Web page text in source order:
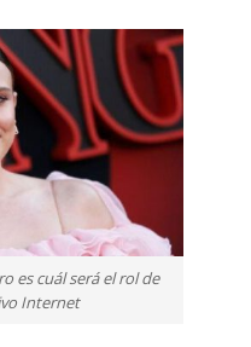
es cuál será el rol de
Internet